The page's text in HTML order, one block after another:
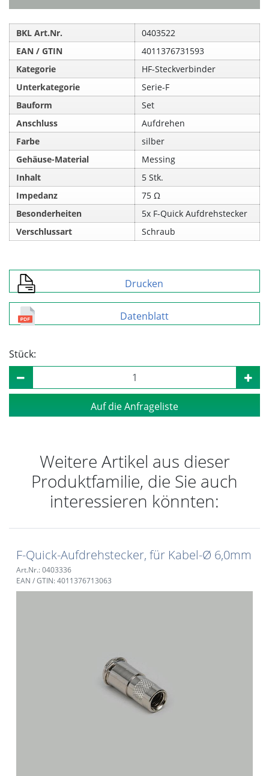
BKL Art.Nr.
0403522
EAN / GTIN
4011376731593
Kategorie
HF-Steckverbinder
Unterkategorie
Serie-F
Bauform
Set
Anschluss
Aufdrehen
Farbe
silber
Gehäuse-Material
Messing
Inhalt
5 Stk.
Impedanz
75 Ω
Besonderheiten
5x F-Quick Aufdrehstecker
Verschlussart
Schraub
Drucken
Datenblatt
Stück:
Auf die Anfrageliste
Weitere Artikel aus dieser
Produktfamilie, die Sie auch
interessieren könnten:
F-Quick-Aufdrehstecker, für Kabel-Ø 6,0mm
Art.Nr.: 0403336
EAN / GTIN: 4011376713063